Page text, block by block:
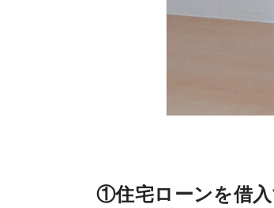
①住宅ローンを借